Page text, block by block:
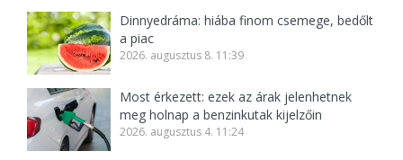
Dinnyedráma: hiába finom csemege, bedőlt
a piac
2026. augusztus 8. 11:39
Most érkezett: ezek az árak jelenhetnek
meg holnap a benzinkutak kijelzőin
2026. augusztus 4. 11:24